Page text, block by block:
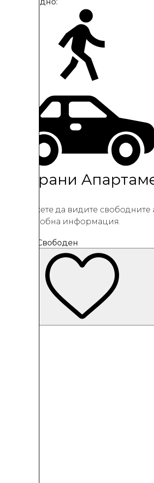
Избрани
Тук можете да видите
за подробна информация.
Свободен